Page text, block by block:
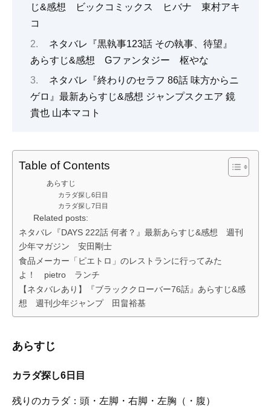
じ&感想 ビックコミックス ヒバナ 東村アキ
コ
ネタバレ『黒執事123話 その執事、待望』
あらすじ&感想 Gファンタジー 枢やな
ネタバレ『終わりのセラフ 86話 味方からニ
ゲロ』最新あらすじ&感想 ジャンプスクエア 鏡
貴也 山本マコト
Table of Contents
あらすじ
カラダ探し6日目
カラダ探し7日目
Related posts:
ネタバレ『DAYS 222話 何者？』最新あらすじ&感想 週刊
少年マガジン 安田剛士
食品メーカー「ピエトロ」のレストランに行ってみた
よ！ pietro ランチ
【ネタバレあり】『ブラッククローバー76話』あらすじ&感
想 週刊少年ジャンプ 田畠裕基
あらすじ
カラダ探し6日目
残りのカラダ：頭・左脚・右脚・左胸（・腹）